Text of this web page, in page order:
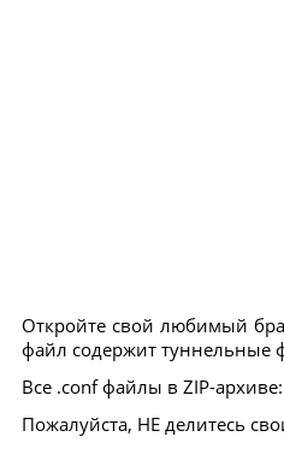
Откройте свой любимый
файл содержит туннельные
Все .conf файлы в ZIP-архиве:
Пожалуйста, НЕ делитесь